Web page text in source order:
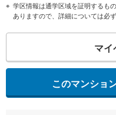
学区情報は通学区域を証明するも
ありますので、詳細については必
マイ
このマンショ